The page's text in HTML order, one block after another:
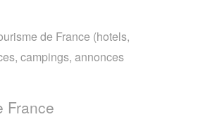
de France (hotels,
campings, annonces
France